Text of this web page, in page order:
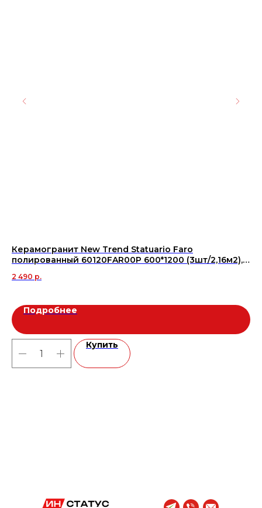
Керамогранит New Trend Statuario Faro
полированный 60120FAR00P 600*1200 (3шт/2,16м2),
2 490 р.
Подробнее
Купить